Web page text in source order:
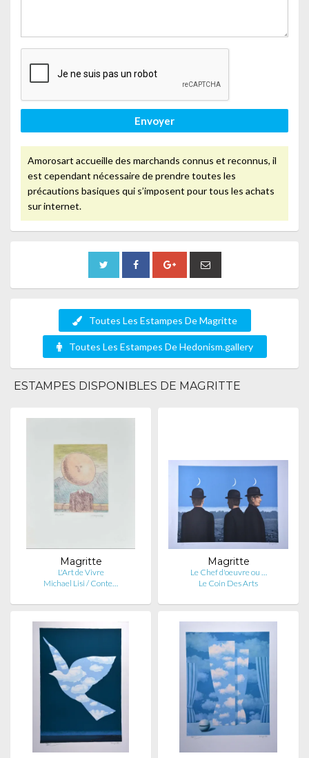
Envoyer
Amorosart accueille des marchands connus et reconnus, il
est cependant nécessaire de prendre toutes les
précautions basiques qui s’imposent pour tous les achats
sur internet.
Toutes Les Estampes De Magritte
Toutes Les Estampes De Hedonism.gallery
ESTAMPES DISPONIBLES DE MAGRITTE
Magritte
L'Art de Vivre
Michael Lisi / Conte…
Magritte
Le Chef d'oeuvre ou …
Le Coin Des Arts